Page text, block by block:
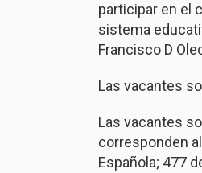
participar en el
sistema
Francisco D
Las vacantes
Las vacantes
corresponden
Española; 477